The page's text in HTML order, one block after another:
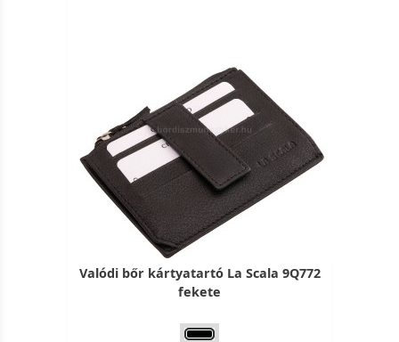
Valódi bőr kártyatartó La Scala 9Q772
fekete